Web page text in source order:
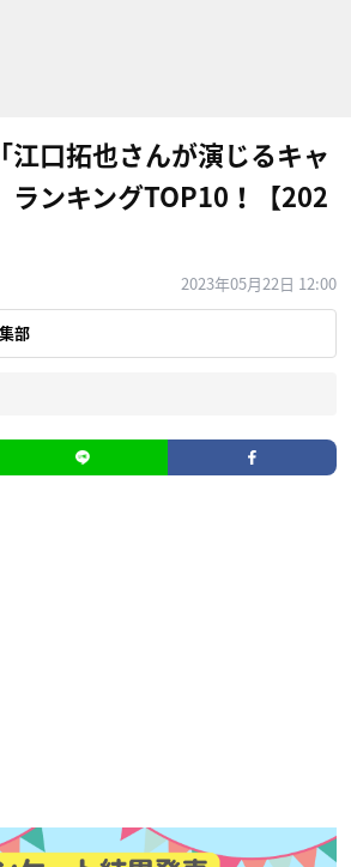
江口拓也さんが演じるキャ
ランキングTOP10！【202
2023年05月22日 12:00
部